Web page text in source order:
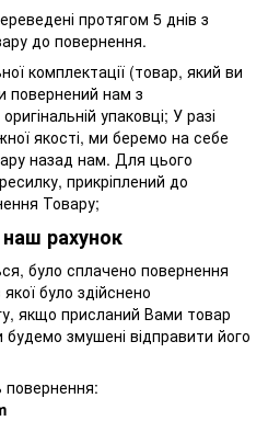
протягом 5 днів з
до повернення.
комплектації (товар, який ви
повернений нам з
упаковці; У разі
якості, ми беремо на себе
назад нам. Для цього
прикріплений до
Товару;
рахунок
було сплачено повернення
було здійснено
якщо присланий Вами товар
змушені відправити його